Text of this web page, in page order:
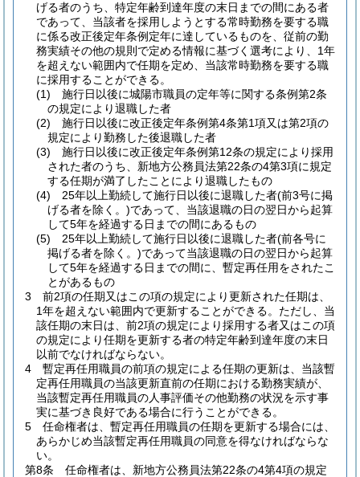
げる者のうち、特定年齢到達年度の末日までの間にある者
であって、当該者を採用しようとする常時勤務を要する職
に係る改正後定年条例定年に達しているものを、従前の勤
務実績その他の規則で定める情報に基づく選考により、1年
を超えない範囲内で任期を定め、当該常時勤務を要する職
に採用することができる。
(1)
施行日以後に城陽市職員の定年等に関する条例第2条
の規定により退職した者
(2)
施行日以後に改正後定年条例第4条第1項又は第2項の
規定により勤務した後退職した者
(3)
施行日以後に改正後定年条例第12条の規定により採用
された者のうち、新地方公務員法第22条の4第3項に規定
する任期が満了したことにより退職したもの
(4)
25年以上勤続して施行日以後に退職した者(前3号に掲
げる者を除く。)であって、当該退職の日の翌日から起算
して5年を経過する日までの間にあるもの
(5)
25年以上勤続して施行日以後に退職した者(前各号に
掲げる者を除く。)であって当該退職の日の翌日から起算
して5年を経過する日までの間に、暫定再任用をされたこ
とがあるもの
3
前2項の任期又はこの項の規定により更新された任期は、
1年を超えない範囲内で更新することができる。 ただし、当
該任期の末日は、前2項の規定により採用する者又はこの項
の規定により任期を更新する者の特定年齢到達年度の末日
以前でなければならない。
4
暫定再任用職員の前項の規定による任期の更新は、当該暫
定再任用職員の当該更新直前の任期における勤務実績が、
当該暫定再任用職員の人事評価その他勤務の状況を示す事
実に基づき良好である場合に行うことができる。
5
任命権者は、暫定再任用職員の任期を更新する場合には、
あらかじめ当該暫定再任用職員の同意を得なければならな
い。
第8条
任命権者は、新地方公務員法第22条の4第4項の規定